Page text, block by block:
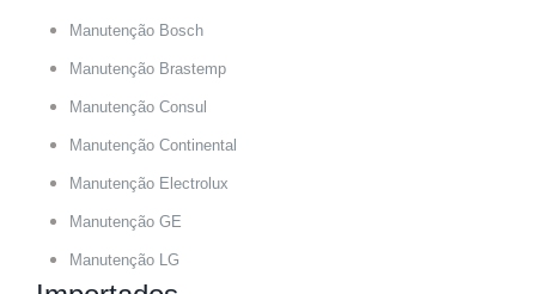
Manutenção Bosch
Manutenção Brastemp
Manutenção Consul
Manutenção Continental
Manutenção Electrolux
Manutenção GE
Manutenção LG